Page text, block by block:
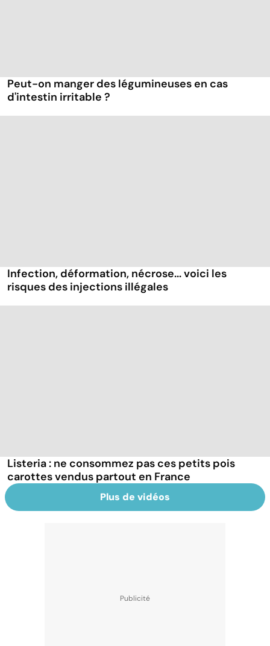
Peut-on manger des légumineuses en cas
d'intestin irritable ?
Infection, déformation, nécrose... voici les
risques des injections illégales
Listeria : ne consommez pas ces petits pois
carottes vendus partout en France
Plus de vidéos